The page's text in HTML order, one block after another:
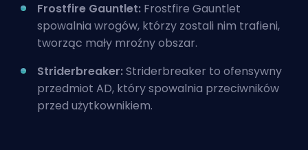
Frostfire Gauntlet: Frostfire Gauntlet
spowalnia wrogów, którzy zostali nim trafieni,
tworząc mały mroźny obszar.
Striderbreaker:Striderbreaker to ofensywny
przedmiot AD, który spowalnia przeciwników
przed użytkownikiem.